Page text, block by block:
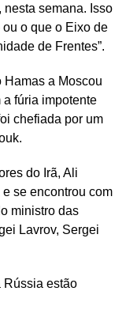
semana. Isso
o que o Eixo de
de Frentes”.
a Moscou
fúria impotente
chefiada por um
do Irã, Ali
se encontrou com
ministro das
Lavrov, Sergei
Rússia estão